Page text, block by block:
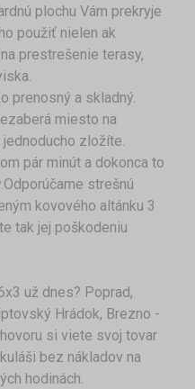
plochu Vám prekryje
použiť nielen ak
prestrešenie terasy,
prenosný a skladný.
miesto na
zložíte.
pár minút a dokonca to
strešnú
kovového altánku 3
tak jej poškodeniu
už dnes? Poprad,
Hrádok, Brezno -
si viete svoj tovar
bez nákladov na
hodinách.